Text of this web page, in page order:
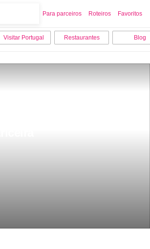
Para parceiros Roteiros Favoritos
Visitar Portugal Restaurantes Blog